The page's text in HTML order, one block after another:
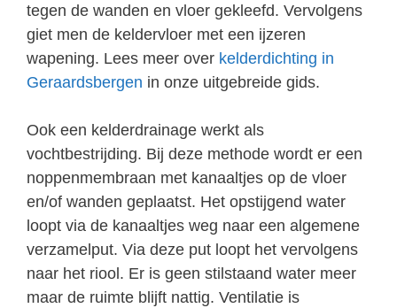
tegen de wanden en vloer gekleefd. Vervolgens
giet men de keldervloer met een ijzeren
wapening. Lees meer over kelderdichting in
Geraardsbergen in onze uitgebreide gids.
Ook een kelderdrainage werkt als
vochtbestrijding. Bij deze methode wordt er een
noppenmembraan met kanaaltjes op de vloer
en/of wanden geplaatst. Het opstijgend water
loopt via de kanaaltjes weg naar een algemene
verzamelput. Via deze put loopt het vervolgens
naar het riool. Er is geen stilstaand water meer
maar de ruimte blijft nattig. Ventilatie is